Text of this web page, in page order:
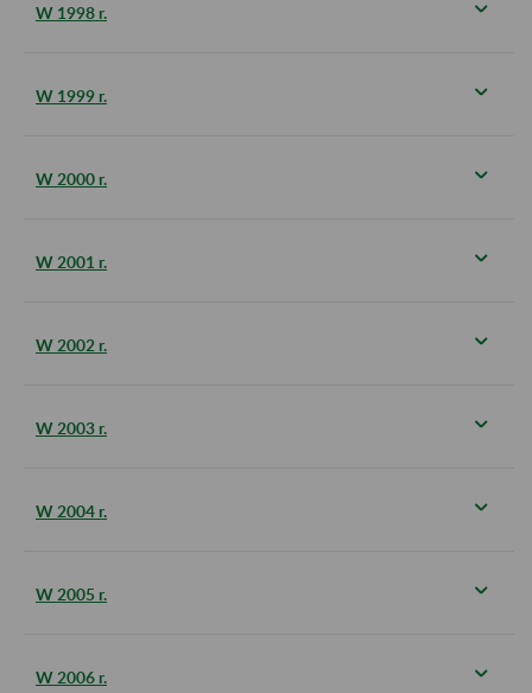
W 1998 r.
W 1999 r.
W 2000 r.
W 2001 r.
W 2002 r.
W 2003 r.
W 2004 r.
W 2005 r.
W 2006 r.